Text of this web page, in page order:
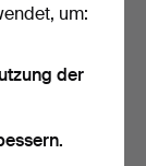
um:
der